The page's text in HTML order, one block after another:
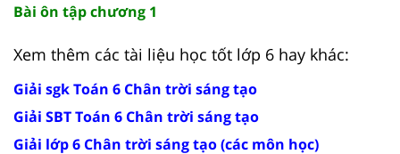
Bài ôn tập chương 1
Xem thêm các tài liệu học tốt lớp 6 hay khác:
Giải sgk Toán 6 Chân trời sáng tạo
Giải SBT Toán 6 Chân trời sáng tạo
Giải lớp 6 Chân trời sáng tạo (các môn học)